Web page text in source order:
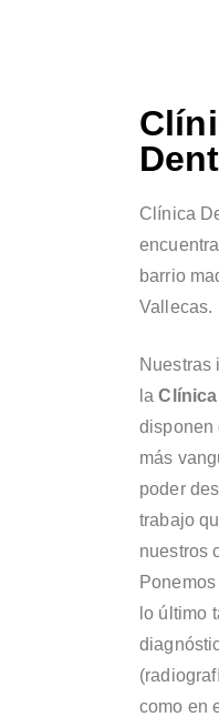
Clínica
barrio
Vallecas.
Nuestras
la
disponen
más
poder
trabajo
nuestros
lo último
como en